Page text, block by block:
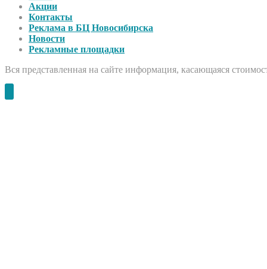
Акции
Контакты
Реклама в БЦ Новосибирска
Новости
Рекламные площадки
Вся представленная на сайте информация, касающаяся